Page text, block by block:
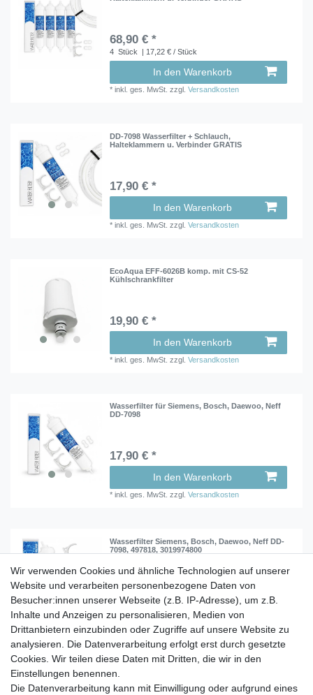
68,90 € *
4 Stück | 17,22 € / Stück
In den Warenkorb
*inkl. ges. MwSt. zzgl.Versandkosten
DD-7098 Wasserfilter + Schlauch,
Halteklammern u. Verbinder GRATIS
17,90 € *
In den Warenkorb
*inkl. ges. MwSt. zzgl.Versandkosten
EcoAqua EFF-6026B komp. mit CS-52
Kühlschrankfilter
19,90 € *
In den Warenkorb
*inkl. ges. MwSt. zzgl.Versandkosten
Wasserfilter für Siemens, Bosch, Daewoo, Neff
DD-7098
17,90 € *
In den Warenkorb
*inkl. ges. MwSt. zzgl.Versandkosten
Wasserfilter Siemens, Bosch, Daewoo, Neff DD-
7098, 497818, 3019974800
17,90 € *
In den Warenkorb
*inkl. ges. MwSt.zzgl. Versandkosten
Wir verwenden Cookies und ähnliche Technologien auf unserer
Website und verarbeiten personenbezogene Daten von
Besucher:innen unserer Webseite (z.B. IP-Adresse), um z.B.
Inhalte und Anzeigen zu personalisieren, Medien von
Drittanbietern einzubinden oder Zugriffe auf unsere Website zu
analysieren. Die Datenverarbeitung erfolgt erst durch gesetzte
Cookies. Wir teilen diese Daten mit Dritten, die wir in den
Einstellungen benennen.
Die Datenverarbeitung kann mit Einwilligung oder aufgrund eines